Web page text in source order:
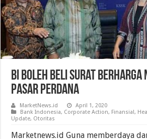
BI Boleh Beli Surat Berharga
Pasar Perdana
MarketNews.id
April 1, 2020
Bank Indonesia, Corporate Action, Finansial,
Update, Otoritas
Marketnews.id Guna memberdaya